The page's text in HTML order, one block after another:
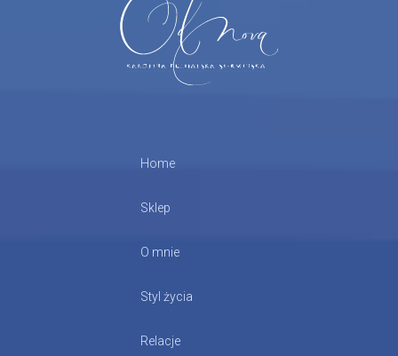
Home
Sklep
O mnie
Styl życia
Relacje